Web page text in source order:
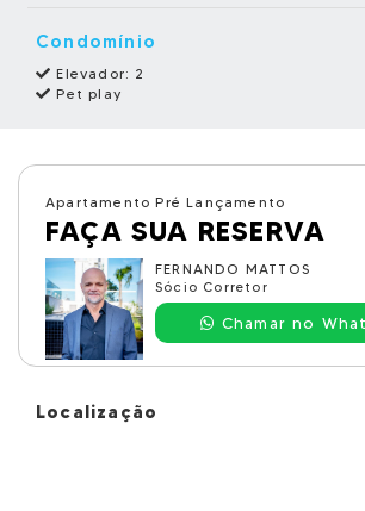
Condomínio
Elevador: 2
Pet play
Apartamento Pré Lançamento
FAÇA SUA RESERVA
FERNANDO MATTOS
Sócio Corretor
Chamar no
Localização